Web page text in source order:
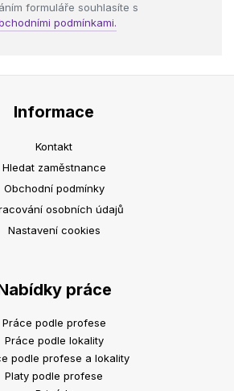
formuláře souhlasíte s
podmínkami.
Informace
Kontakt
Hledat zaměstnance
Obchodní podmínky
osobních údajů
Nastavení cookies
práce
Práce podle profese
Práce podle lokality
podle profese a lokality
Platy podle profese